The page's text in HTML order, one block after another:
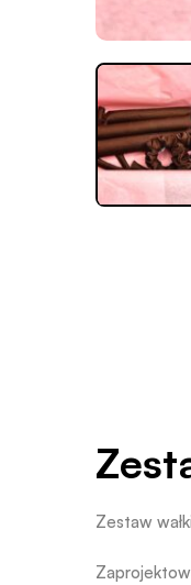
Zestaw